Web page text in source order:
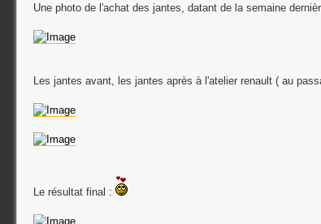
Une photo de l'achat des jantes, datant de la semaine
Les jantes avant, les jantes après à l'atelier renault ( au
Le résultat final :